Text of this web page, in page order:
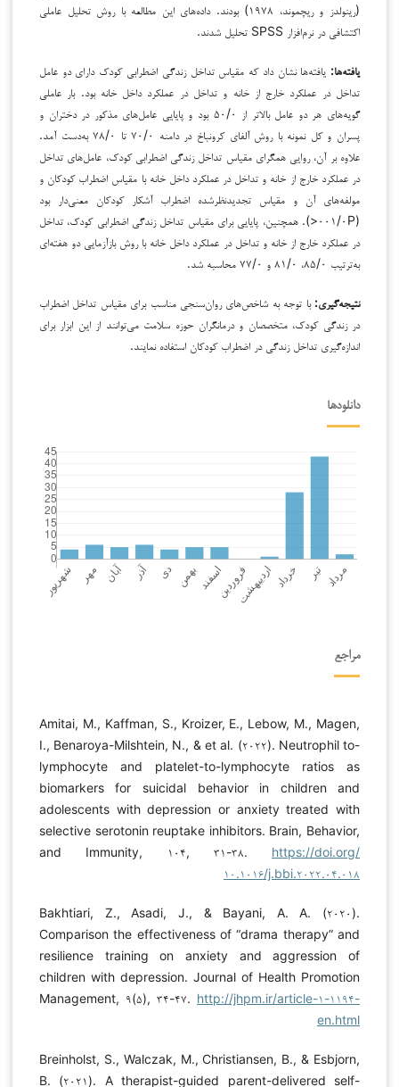
(رینولدز و ریچموند، ۱۹۷۸) بودند. داده‌های این مطالعه با روش تحلیل عاملی
اکتشافی در نرم‌افزار SPSS تحلیل شدند.
یافته‌ها: یافته‌ها نشان داد که مقیاس تداخل زندگی اضطرابی کودک دارای دو عامل
تداخل در عملکرد خارج از خانه و تداخل در عملکرد داخل خانه بود. بار عاملی
گویه‌های هر دو عامل بالاتر از ۵۰/۰ بود و پایایی عامل‌های مذکور در دختران و
پسران و کل نمونه با روش آلفای کرونباخ در دامنه ۷۰/۰ تا ۷۸/۰ به‌دست آمد.
علاوه بر آن، روایی همگرای مقیاس تداخل زندگی اضطرابی کودک، عامل‌های تداخل
در عملکرد خارج از خانه و تداخل در عملکرد داخل خانه با مقیاس اضطراب کودکان و
مولفه‌های آن و مقیاس تجدیدنظرشده اضطراب آشکار کودکان معنی‌دار بود
(۰۰۱/۰P<). همچنین، پایایی برای مقیاس تداخل زندگی اضطرابی کودک، تداخل
در عملکرد خارج از خانه و تداخل در عملکرد داخل خانه با روش بازآزمایی دو هفته‌ای
به‌ترتیب ۸۵/۰، ۸۱/۰ و ۷۷/۰ محاسبه شد.
نتیجه‌گیری: با توجه به شاخص‌های روان‌سنجی مناسب برای مقیاس تداخل اضطراب
در زندگی کودک، متخصصان و درمانگران حوزه سلامت می‌توانند از این ابزار برای
اندازه‌گیری تداخل زندگی در اضطراب کودکان استفاده نمایند.
دانلودها
مراجع
Amitai, M., Kaffman, S., Kroizer, E., Lebow, M., Magen,
I., Benaroya-Milshtein, N., & et al. (۲۰۲۲). Neutrophil to-
lymphocyte and platelet-to-lymphocyte ratios as
biomarkers for suicidal behavior in children and
adolescents with depression or anxiety treated with
selective serotonin reuptake inhibitors. Brain, Behavior,
and Immunity, ۱۰۴, ۳۱-۳۸. https://doi.org/
۱۰.۱۰۱۶/j.bbi.۲۰۲۲.۰۴.۰۱۸
Bakhtiari, Z., Asadi, J., & Bayani, A. A. (۲۰۲۰).
Comparison the effectiveness of “drama therapy” and
resilience training on anxiety and aggression of
children with depression. Journal of Health Promotion
Management, ۹(۵), ۳۴-۴۷. http://jhpm.ir/article-۱-۱۱۹۴-
en.html
Breinholst, S., Walczak, M., Christiansen, B., & Esbjorn,
B. (۲۰۲۱). A therapist-guided parent-delivered self-